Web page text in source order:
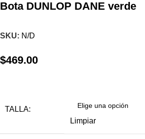
Bota DUNLOP DANE verde
SKU: N/D
$469.00
TALLA:
Limpiar